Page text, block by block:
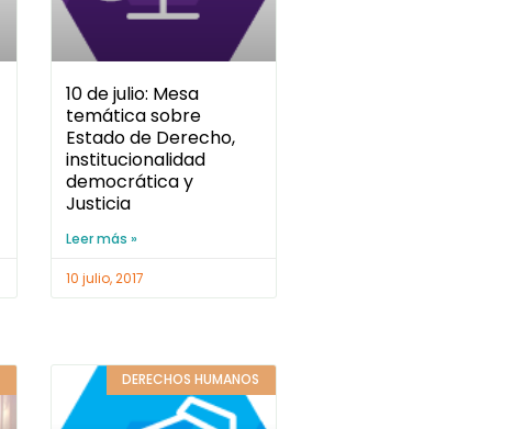
10 de julio: Mesa
temática sobre
Estado de Derecho,
institucionalidad
democrática y
Justicia
Leer más »
10 julio, 2017
DERECHOS HUMANOS